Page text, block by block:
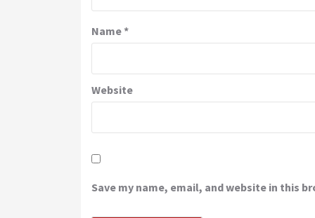
Name*
Website
Save my name, email, and website in this